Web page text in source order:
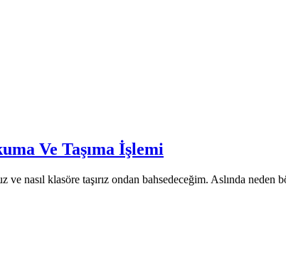
Ve Taşıma İşlemi
ve nasıl klasöre taşırız ondan bahsedeceğim. Aslında